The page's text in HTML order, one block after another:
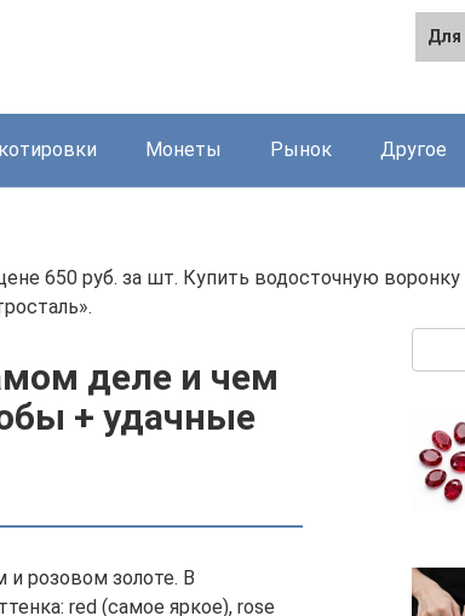
Монеты Рынок Другое
650 руб. за шт. Купить водосточную
деле и чем
+ удачные
розовом золоте. В
red (самое яркое), rose
Для